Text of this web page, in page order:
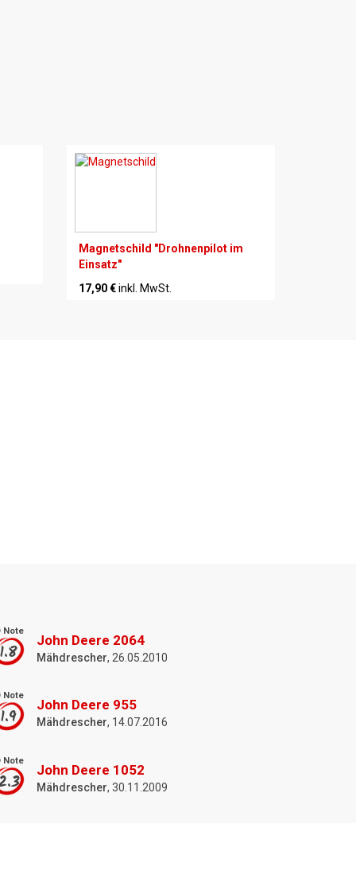
Magnetschild "Drohnenpilot im
Einsatz"
17,90 € inkl. MwSt.
Note
1.8
John Deere 2064
Mähdrescher, 26.05.2010
Note
1.9
John Deere 955
Mähdrescher, 14.07.2016
Note
John Deere 1052
Mähdrescher, 30.11.2009